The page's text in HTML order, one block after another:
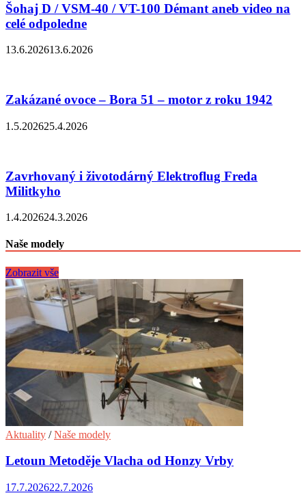
Šohaj D / VSM-40 / VT-100 Démant aneb video na
celé odpoledne
13.6.202613.6.2026
Zakázané ovoce – Bora 51 – motor z roku 1942
1.5.202625.4.2026
Zavrhovaný i životodárný Elektroflug Freda
Militkyho
1.4.202624.3.2026
Naše modely
Zobrazit vše
Aktuality /Naše modely
Letoun Metoděje Vlacha od Honzy Vrby
17.7.202622.7.2026